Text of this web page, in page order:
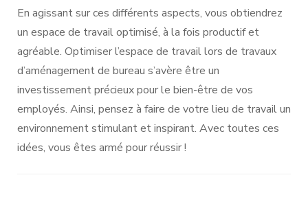
En agissant sur ces différents aspects, vous obtiendrez
un espace de travail optimisé, à la fois productif et
agréable. Optimiser l’espace de travail lors de travaux
d’aménagement de bureau s’avère être un
investissement précieux pour le bien-être de vos
employés. Ainsi, pensez à faire de votre lieu de travail un
environnement stimulant et inspirant. Avec toutes ces
idées, vous êtes armé pour réussir !